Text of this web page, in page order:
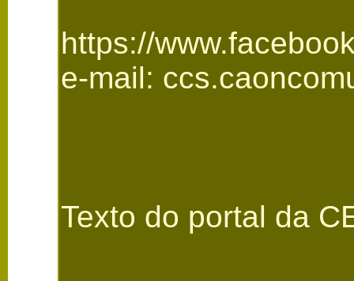
https://
e-mail:
Texto do portal da